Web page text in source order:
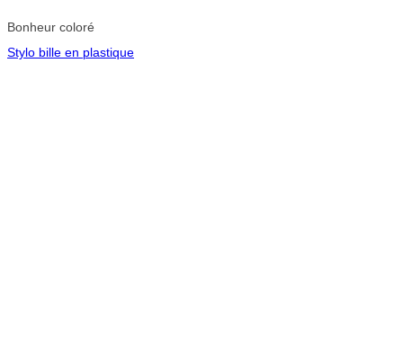
Bonheur coloré
Stylo bille en plastique